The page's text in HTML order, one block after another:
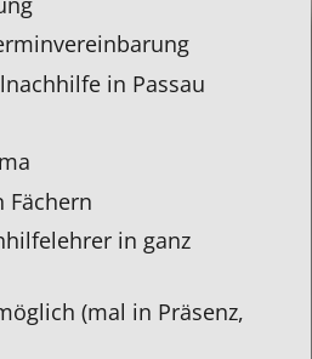
in Passau
Fächern
in ganz
(mal in Präsenz,